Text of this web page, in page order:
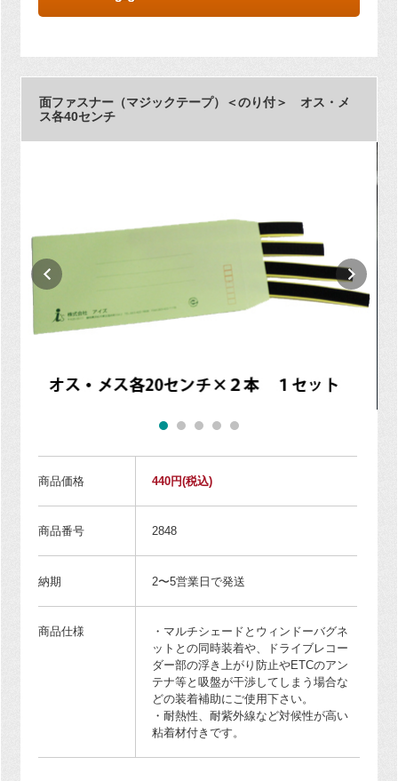
面ファスナー（マジックテープ）＜のり付＞ オス・メ
ス各40センチ
商品価格 440円(税込)
商品番号 2848
納期 2〜5営業日で発送
商品仕様
・マルチシェードとウィンドーバグネ
ットとの同時装着や、ドライブレコー
ダー部の浮き上がり防止やETCのアン
テナ等と吸盤が干渉してしまう場合な
どの装着補助にご使用下さい。
・耐熱性、耐紫外線など対候性が高い
粘着材付きです。